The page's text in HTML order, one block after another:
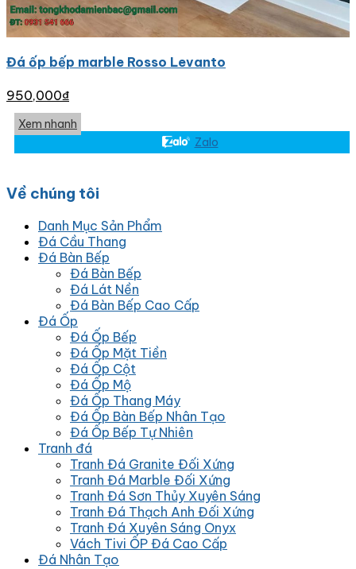
Đá ốp bếp marble Rosso Levanto
950,000₫
Xem nhanh
Zalo
Về chúng tôi
Danh Mục Sản Phẩm
Đá Cầu Thang
Đá Bàn Bếp
Đá Bàn Bếp
Đá Lát Nền
Đá Bàn Bếp Cao Cấp
Đá Ốp
Đá Ốp Bếp
Đá Ốp Mặt Tiền
Đá Ốp Cột
Đá Ốp Mộ
Đá Ốp Thang Máy
Đá Ốp Bàn Bếp Nhân Tạo
Đá Ốp Bếp Tự Nhiên
Tranh đá
Tranh Đá Granite Đối Xứng
Tranh Đá Marble Đối Xứng
Tranh Đá Sơn Thủy Xuyên Sáng
Tranh Đá Thạch Anh Đối Xứng
Tranh Đá Xuyên Sáng Onyx
Vách Tivi ỐP Đá Cao Cấp
Đá Nhân Tạo